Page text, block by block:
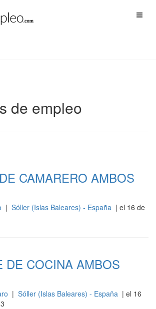
de empleo
CAMARERO AMBOS
| Sóller (Islas Baleares) - España | el 16 de
DE COCINA AMBOS
| Sóller (Islas Baleares) - España | el 16